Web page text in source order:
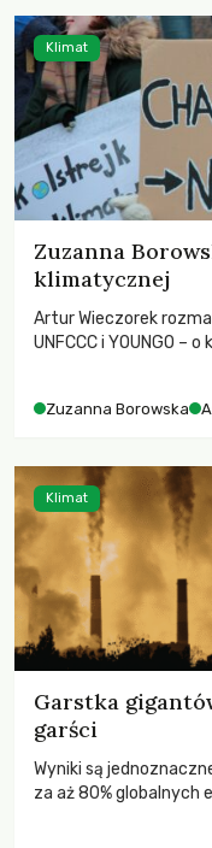
kryzysami i
Zuzanna
klimatycznej
Artur Wieczorek
UNFCCC i YOUNGO –
Zuzanna Borowska
Klimat
Garstka
garści
Wyniki są
za aż 80% globalnych
Klimat